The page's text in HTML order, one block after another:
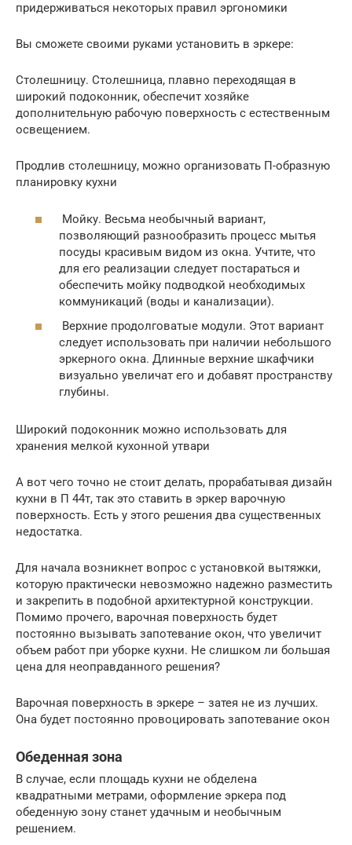
придерживаться некоторых правил эргономики
Вы сможете своими руками установить в эркере:
Столешницу. Столешница, плавно переходящая в
широкий подоконник, обеспечит хозяйке
дополнительную рабочую поверхность с естественным
освещением.
Продлив столешницу, можно организовать П-образную
планировку кухни
Мойку. Весьма необычный вариант,
позволяющий разнообразить процесс мытья
посуды красивым видом из окна. Учтите, что
для его реализации следует постараться и
обеспечить мойку подводкой необходимых
коммуникаций (воды и канализации).
Верхние продолговатые модули. Этот вариант
следует использовать при наличии небольшого
эркерного окна. Длинные верхние шкафчики
визуально увеличат его и добавят пространству
глубины.
Широкий подоконник можно использовать для
хранения мелкой кухонной утвари
А вот чего точно не стоит делать, прорабатывая дизайн
кухни в П 44т, так это ставить в эркер варочную
поверхность. Есть у этого решения два существенных
недостатка.
Для начала возникнет вопрос с установкой вытяжки,
которую практически невозможно надежно разместить
и закрепить в подобной архитектурной конструкции.
Помимо прочего, варочная поверхность будет
постоянно вызывать запотевание окон, что увеличит
объем работ при уборке кухни. Не слишком ли большая
цена для неоправданного решения?
Варочная поверхность в эркере – затея не из лучших.
Она будет постоянно провоцировать запотевание окон
Обеденная зона
В случае, если площадь кухни не обделена
квадратными метрами, оформление эркера под
обеденную зону станет удачным и необычным
решением.